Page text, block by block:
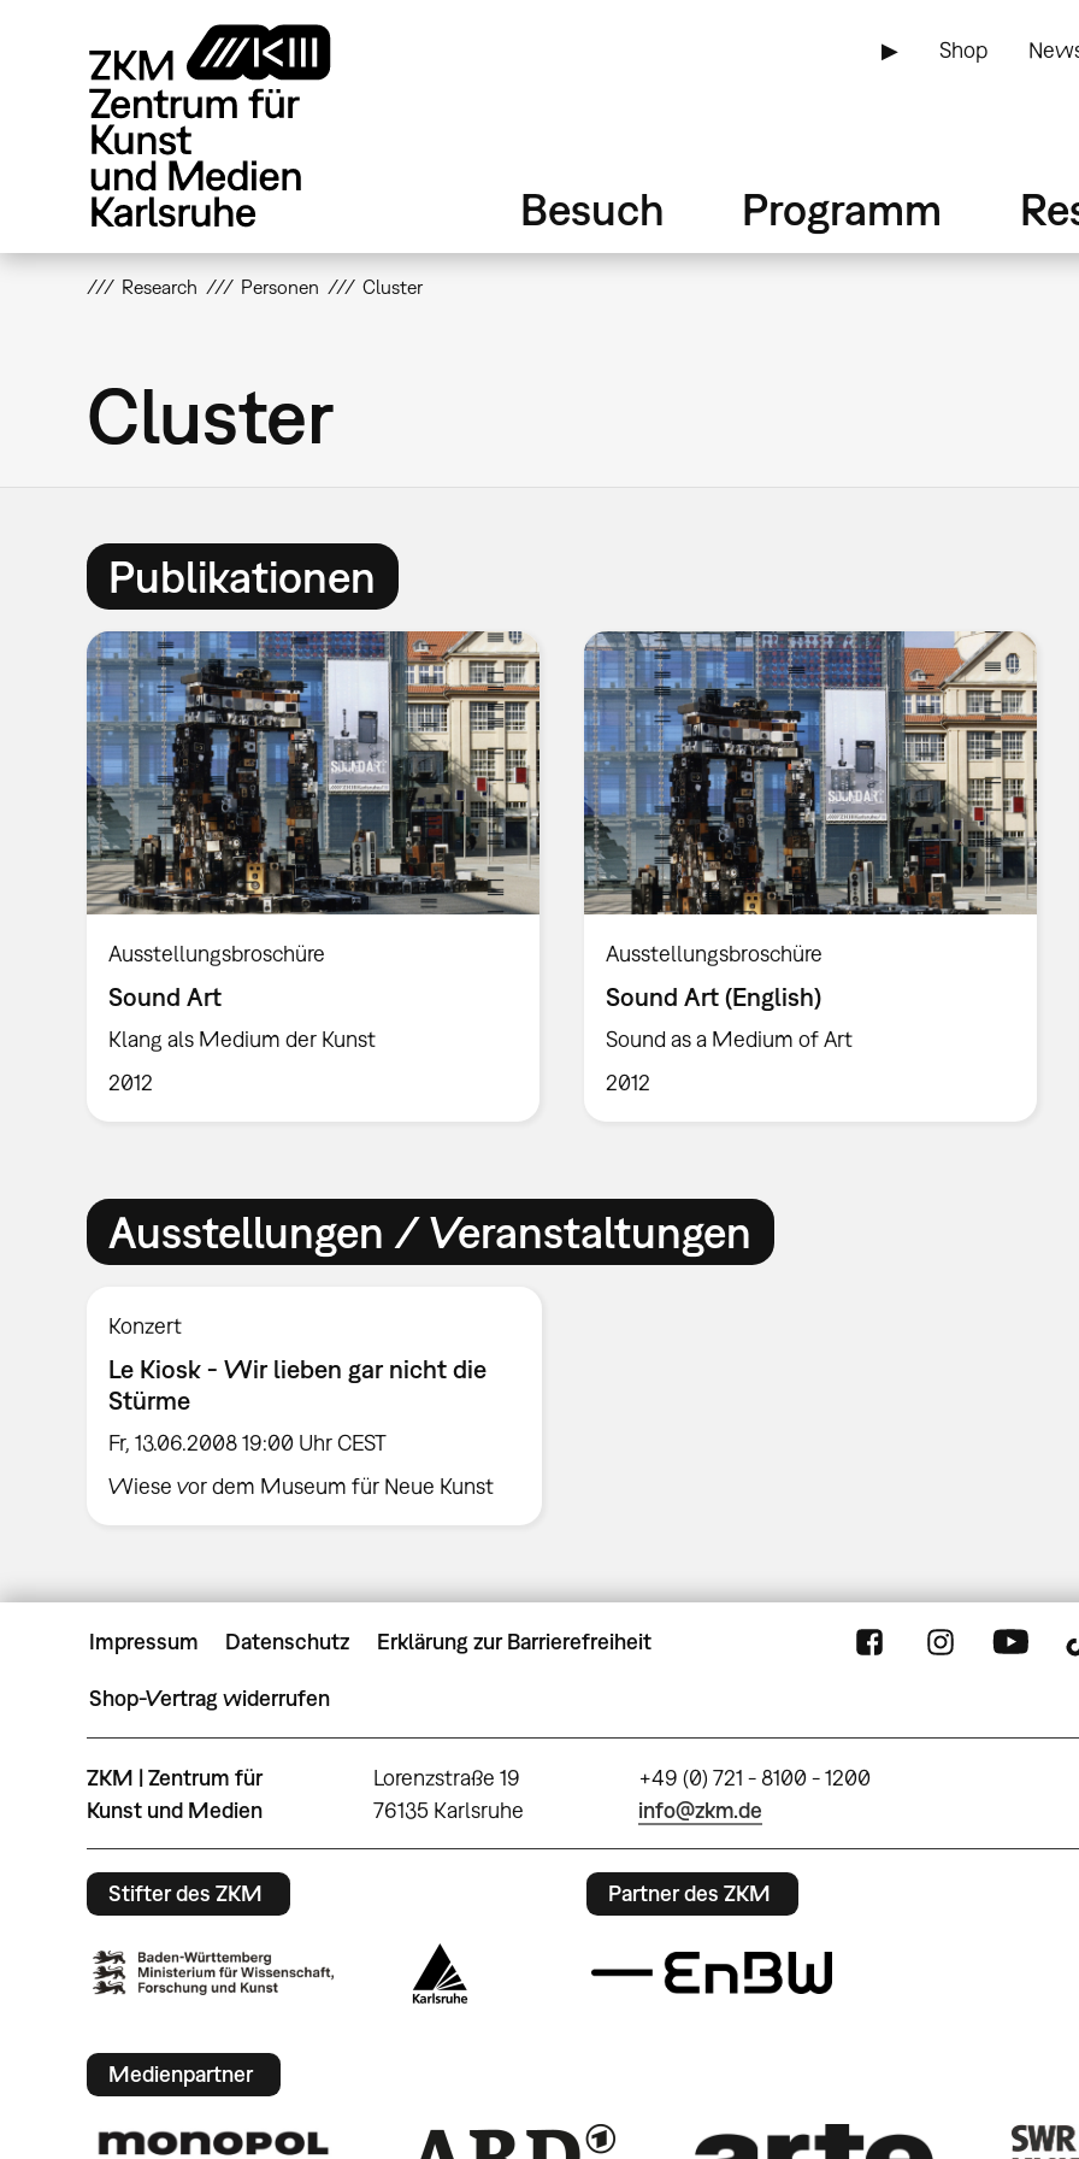
▶ Shop
Besuch Programm
Research Personen Cluster
Cluster
Publikationen
Ausstellungsbroschüre
Sound Art
Klang als Medium der Kunst
2012
Ausstellungsbroschüre
Sound Art (English)
Sound as a Medium of Art
2012
Ausstellungen / Veranstaltungen
Konzert
Le Kiosk - Wir lieben gar nicht die
Stürme
Fr, 13.06.2008 19:00 Uhr CEST
Wiese vor dem Museum für Neue Kunst
Impressum Datenschutz Erklärung zur Barrierefreiheit
Shop-Vertrag widerrufen
ZKM | Zentrum für
Kunst und Medien
Lorenzstraße 19
76135 Karlsruhe
+49 (0) 721 - 8100 - 1200
info@zkm.de
Stifter des ZKM Partner des ZKM
Medienpartner